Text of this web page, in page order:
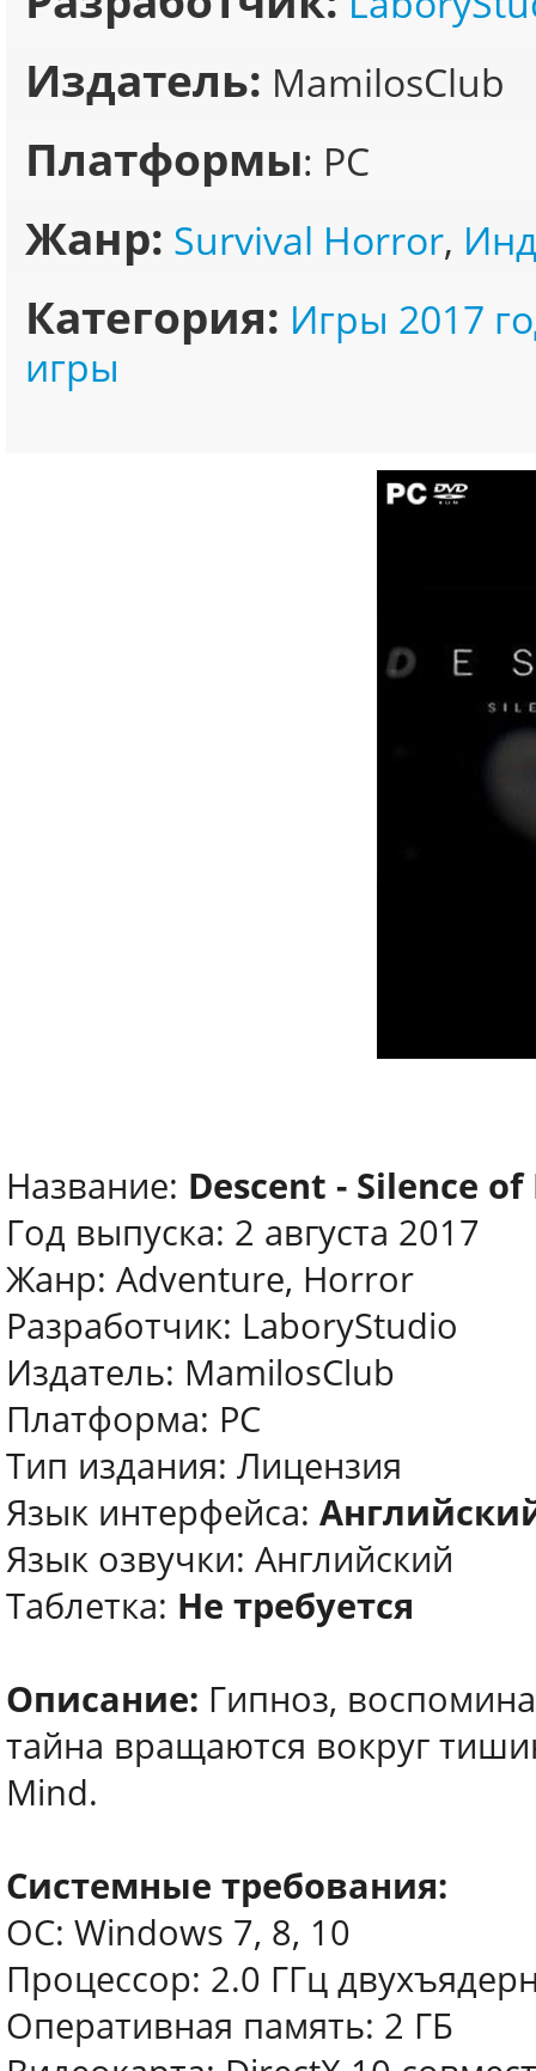
Издатель: MamilosClub
Платформы: PC
Жанр: Survival Horror,
Категория: Игры 2017
игры
Название: Descent - Silence
Год выпуска: 2 августа 2017
Жанр: Adventure, Horror
Разработчик: LaboryStudio
Издатель: MamilosClub
Платформа: PC
Тип издания: Лицензия
Язык интерфейса:
Язык озвучки: Английский
Таблетка: Не требуется
Описание: Гипноз,
тайна вращаются вокруг
Mind.
Системные требования:
ОС: Windows 7, 8, 10
Процессор: 2.0 ГГц
Оперативная память: 2 ГБ